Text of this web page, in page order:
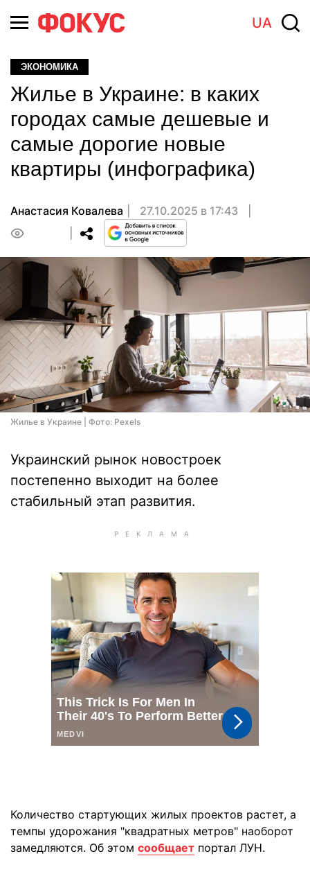
UA
ЭКОНОМИКА
Жилье в Украине: в каких
городах самые дешевые и
самые дорогие новые
квартиры (инфографика)
Анастасия Ковалева
27.10.2025 в 17:43
Жилье в Украине | Фото: Pexels
Украинский рынок новостроек
постепенно выходит на более
стабильный этап развития.
Количество стартующих жилых проектов растет, а
темпы удорожания "квадратных метров" наоборот
замедляются. Об этом сообщает портал ЛУН.